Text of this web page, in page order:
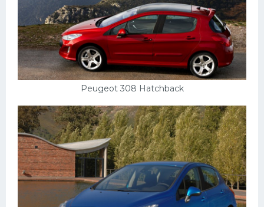
Peugeot 308 Hatchback
Ситроен
Субару
Опель
Митсубиси
Киа
Танки
Крайслер